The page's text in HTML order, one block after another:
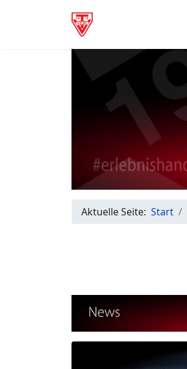
Aktuelle Seite: Start